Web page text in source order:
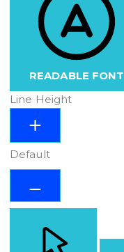
READABLE FONT
Line Height
Default